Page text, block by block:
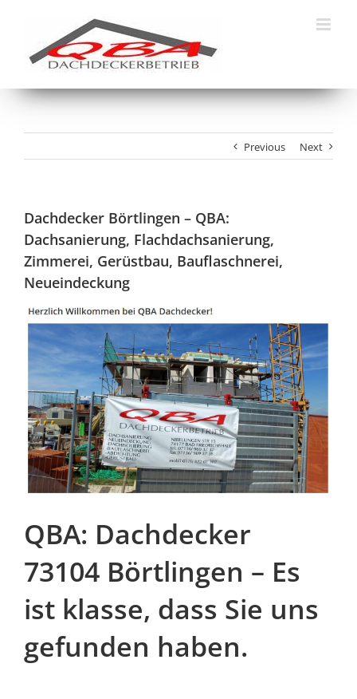
Previous Next
Dachdecker Börtlingen – QBA:
Dachsanierung, Flachdachsanierung,
Zimmerei, Gerüstbau, Bauflaschnerei,
Neueindeckung
QBA: Dachdecker
73104 Börtlingen – Es
ist klasse, dass Sie uns
gefunden haben.